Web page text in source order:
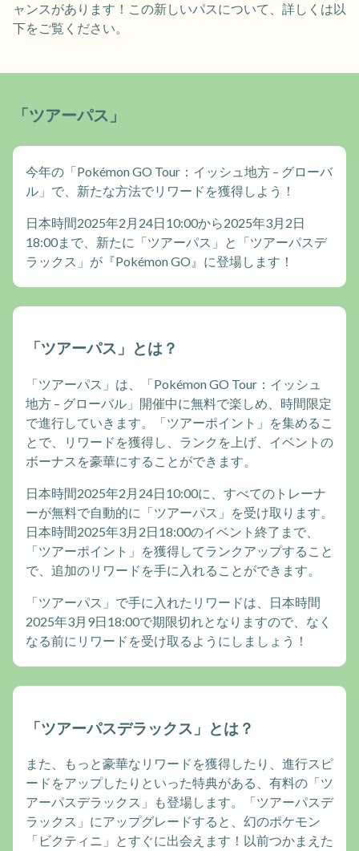
ャンスがあります！この新しいパスについて、詳しくは以
下をご覧ください。
「ツアーパス」
今年の「Pokémon GO Tour：イッシュ地方 – グローバ
ル」で、新たな方法でリワードを獲得しよう！
日本時間2025年2月24日10:00から2025年3月2日
18:00まで、新たに「ツアーパス」と「ツアーパスデ
ラックス」が『Pokémon GO』に登場します！
「ツアーパス」とは？
「ツアーパス」は、「Pokémon GO Tour：イッシュ
地方 – グローバル」開催中に無料で楽しめ、時間限定
で進行していきます。「ツアーポイント」を集めるこ
とで、リワードを獲得し、ランクを上げ、イベントの
ボーナスを豪華にすることができます。
日本時間2025年2月24日10:00に、すべてのトレーナ
ーが無料で自動的に「ツアーパス」を受け取ります。
日本時間2025年3月2日18:00のイベント終了まで、
「ツアーポイント」を獲得してランクアップすること
で、追加のリワードを手に入れることができます。
「ツアーパス」で手に入れたリワードは、日本時間
2025年3月9日18:00で期限切れとなりますので、なく
なる前にリワードを受け取るようにしましょう！
「ツアーパスデラックス」とは？
また、もっと豪華なリワードを獲得したり、進行スピ
ードをアップしたりといった特典がある、有料の「ツ
アーパスデラックス」も登場します。「ツアーパスデ
ラックス」にアップグレードすると、幻のポケモン
「ビクティニ」とすぐに出会えます！以前つかまえた